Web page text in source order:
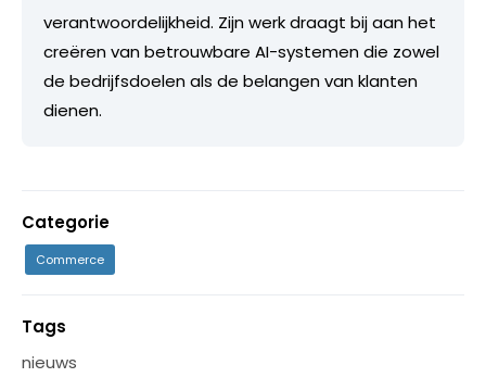
verantwoordelijkheid. Zijn werk draagt bij aan het
creëren van betrouwbare AI-systemen die zowel
de bedrijfsdoelen als de belangen van klanten
dienen.
Categorie
Commerce
Tags
nieuws